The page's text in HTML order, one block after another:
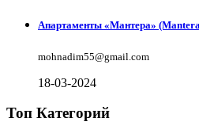
Апартаменты «Мантера»
mohnadim55@gmail.com
18-03-2024
Топ Категорий